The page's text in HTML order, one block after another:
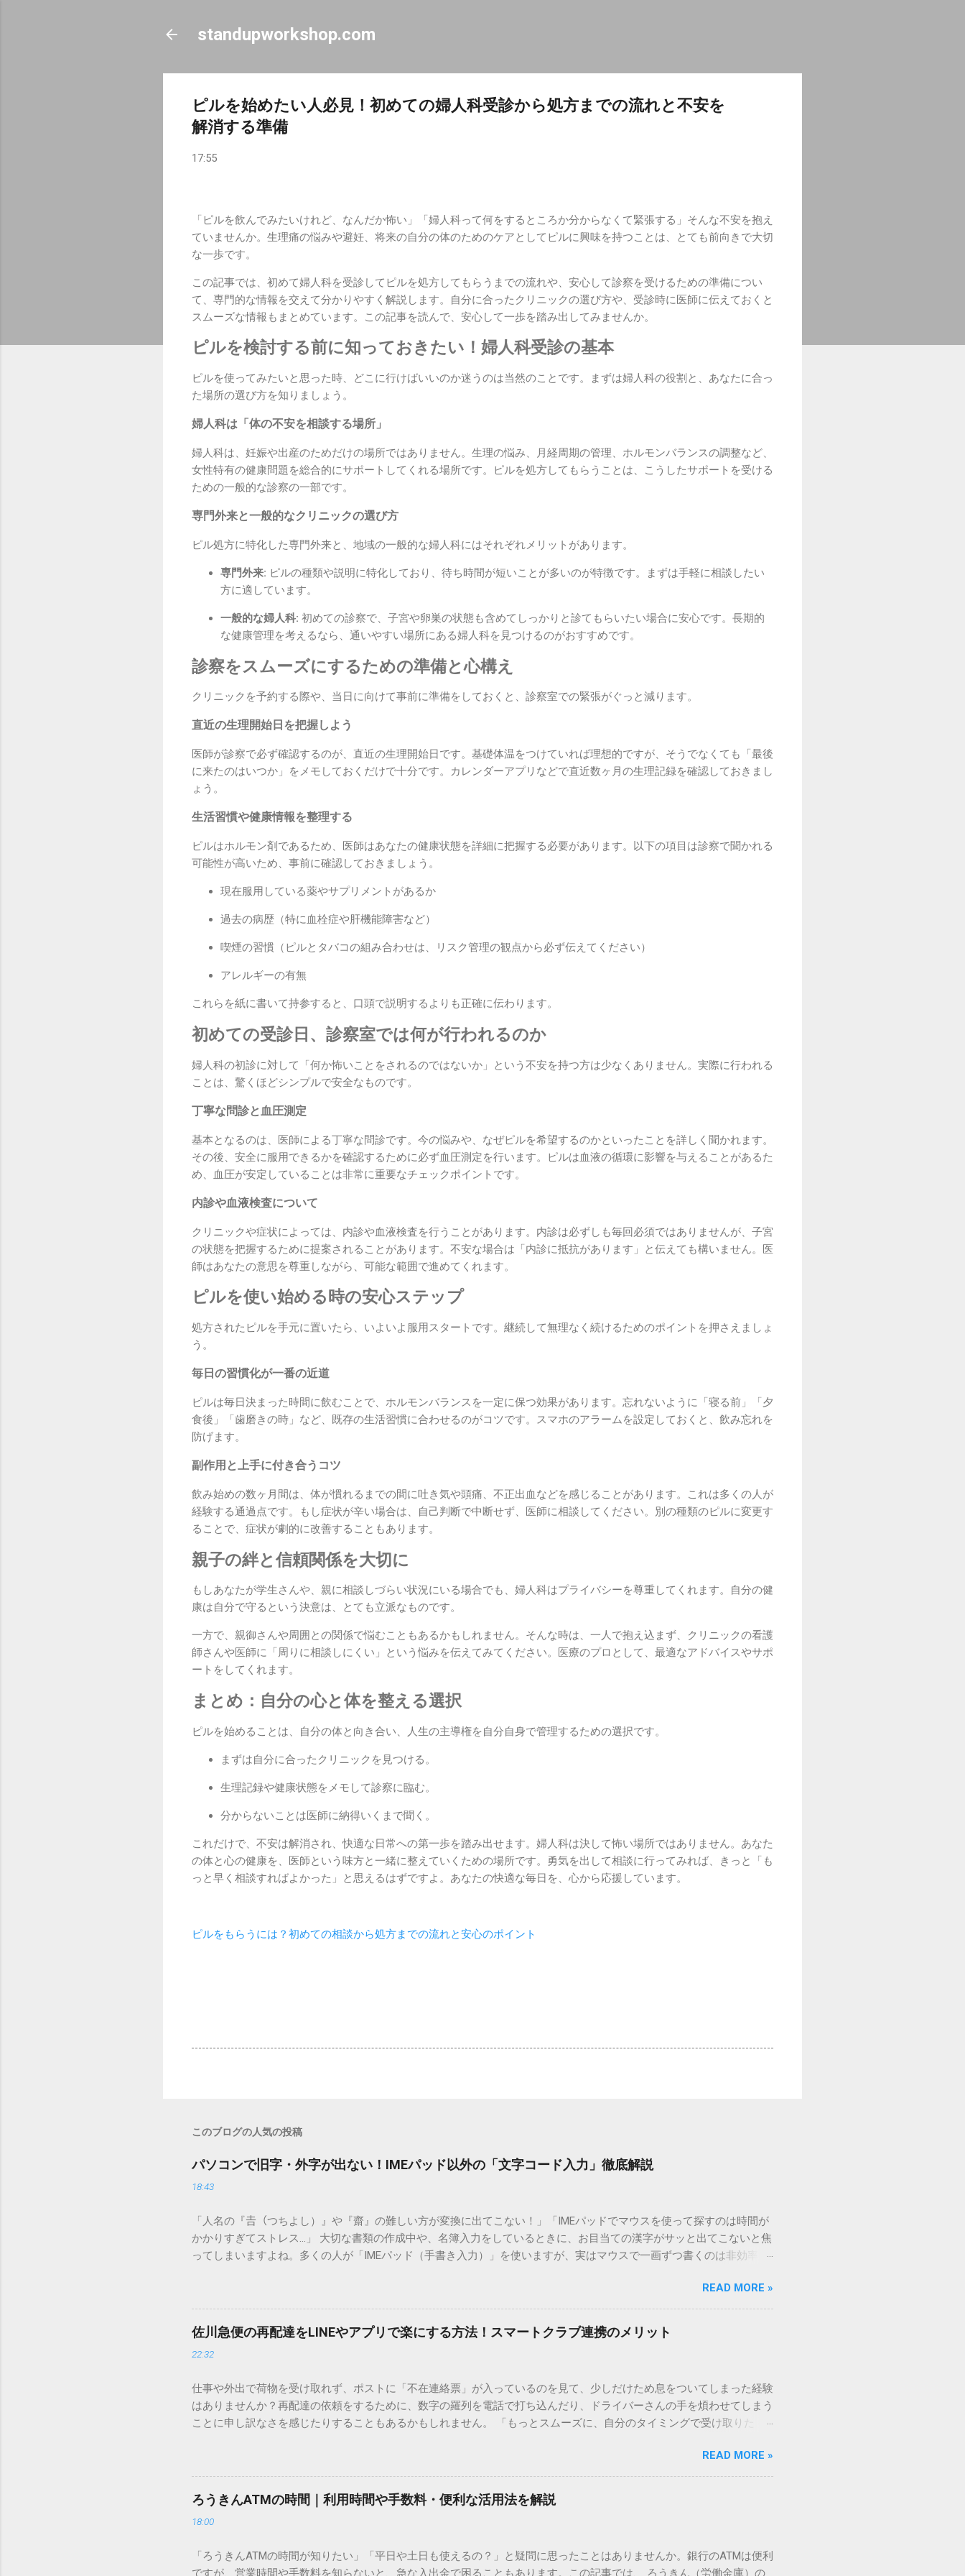
standupworkshop.com
ピルを始めたい人必見！初めての婦人科受診から処方までの流れと不安を
解消する準備
17:55
「ピルを飲んでみたいけれど、なんだか怖い」「婦人科って何をするところか分からなくて緊張する」そんな不安を抱え
ていませんか。生理痛の悩みや避妊、将来の自分の体のためのケアとしてピルに興味を持つことは、とても前向きで大切
な一歩です。
この記事では、初めて婦人科を受診してピルを処方してもらうまでの流れや、安心して診察を受けるための準備につい
て、専門的な情報を交えて分かりやすく解説します。自分に合ったクリニックの選び方や、受診時に医師に伝えておくと
スムーズな情報もまとめています。この記事を読んで、安心して一歩を踏み出してみませんか。
ピルを検討する前に知っておきたい！婦人科受診の基本
ピルを使ってみたいと思った時、どこに行けばいいのか迷うのは当然のことです。まずは婦人科の役割と、あなたに合っ
た場所の選び方を知りましょう。
婦人科は「体の不安を相談する場所」
婦人科は、妊娠や出産のためだけの場所ではありません。生理の悩み、月経周期の管理、ホルモンバランスの調整など、
女性特有の健康問題を総合的にサポートしてくれる場所です。ピルを処方してもらうことは、こうしたサポートを受ける
ための一般的な診察の一部です。
専門外来と一般的なクリニックの選び方
ピル処方に特化した専門外来と、地域の一般的な婦人科にはそれぞれメリットがあります。
専門外来: ピルの種類や説明に特化しており、待ち時間が短いことが多いのが特徴です。まずは手軽に相談したい
方に適しています。
一般的な婦人科: 初めての診察で、子宮や卵巣の状態も含めてしっかりと診てもらいたい場合に安心です。長期的
な健康管理を考えるなら、通いやすい場所にある婦人科を見つけるのがおすすめです。
診察をスムーズにするための準備と心構え
クリニックを予約する際や、当日に向けて事前に準備をしておくと、診察室での緊張がぐっと減ります。
直近の生理開始日を把握しよう
医師が診察で必ず確認するのが、直近の生理開始日です。基礎体温をつけていれば理想的ですが、そうでなくても「最後
に来たのはいつか」をメモしておくだけで十分です。カレンダーアプリなどで直近数ヶ月の生理記録を確認しておきまし
ょう。
生活習慣や健康情報を整理する
ピルはホルモン剤であるため、医師はあなたの健康状態を詳細に把握する必要があります。以下の項目は診察で聞かれる
可能性が高いため、事前に確認しておきましょう。
現在服用している薬やサプリメントがあるか
過去の病歴（特に血栓症や肝機能障害など）
喫煙の習慣（ピルとタバコの組み合わせは、リスク管理の観点から必ず伝えてください）
アレルギーの有無
これらを紙に書いて持参すると、口頭で説明するよりも正確に伝わります。
初めての受診日、診察室では何が行われるのか
婦人科の初診に対して「何か怖いことをされるのではないか」という不安を持つ方は少なくありません。実際に行われる
ことは、驚くほどシンプルで安全なものです。
丁寧な問診と血圧測定
基本となるのは、医師による丁寧な問診です。今の悩みや、なぜピルを希望するのかといったことを詳しく聞かれます。
その後、安全に服用できるかを確認するために必ず血圧測定を行います。ピルは血液の循環に影響を与えることがあるた
め、血圧が安定していることは非常に重要なチェックポイントです。
内診や血液検査について
クリニックや症状によっては、内診や血液検査を行うことがあります。内診は必ずしも毎回必須ではありませんが、子宮
の状態を把握するために提案されることがあります。不安な場合は「内診に抵抗があります」と伝えても構いません。医
師はあなたの意思を尊重しながら、可能な範囲で進めてくれます。
ピルを使い始める時の安心ステップ
処方されたピルを手元に置いたら、いよいよ服用スタートです。継続して無理なく続けるためのポイントを押さえましょ
う。
毎日の習慣化が一番の近道
ピルは毎日決まった時間に飲むことで、ホルモンバランスを一定に保つ効果があります。忘れないように「寝る前」「夕
食後」「歯磨きの時」など、既存の生活習慣に合わせるのがコツです。スマホのアラームを設定しておくと、飲み忘れを
防げます。
副作用と上手に付き合うコツ
飲み始めの数ヶ月間は、体が慣れるまでの間に吐き気や頭痛、不正出血などを感じることがあります。これは多くの人が
経験する通過点です。もし症状が辛い場合は、自己判断で中断せず、医師に相談してください。別の種類のピルに変更す
ることで、症状が劇的に改善することもあります。
親子の絆と信頼関係を大切に
もしあなたが学生さんや、親に相談しづらい状況にいる場合でも、婦人科はプライバシーを尊重してくれます。自分の健
康は自分で守るという決意は、とても立派なものです。
一方で、親御さんや周囲との関係で悩むこともあるかもしれません。そんな時は、一人で抱え込まず、クリニックの看護
師さんや医師に「周りに相談しにくい」という悩みを伝えてみてください。医療のプロとして、最適なアドバイスやサポ
ートをしてくれます。
まとめ：自分の心と体を整える選択
ピルを始めることは、自分の体と向き合い、人生の主導権を自分自身で管理するための選択です。
まずは自分に合ったクリニックを見つける。
生理記録や健康状態をメモして診察に臨む。
分からないことは医師に納得いくまで聞く。
これだけで、不安は解消され、快適な日常への第一歩を踏み出せます。婦人科は決して怖い場所ではありません。あなた
の体と心の健康を、医師という味方と一緒に整えていくための場所です。勇気を出して相談に行ってみれば、きっと「も
っと早く相談すればよかった」と思えるはずですよ。あなたの快適な毎日を、心から応援しています。
ピルをもらうには？初めての相談から処方までの流れと安心のポイント
このブログの人気の投稿
パソコンで旧字・外字が出ない！IMEパッド以外の「文字コード入力」徹底解説
18:43
「人名の『𠮷（つちよし）』や『齋』の難しい方が変換に出てこない！」「IMEパッドでマウスを使って探すのは時間が
かかりすぎてストレス…」 大切な書類の作成中や、名簿入力をしているときに、お目当ての漢字がサッと出てこないと焦
ってしまいますよね。多くの人が「IMEパッド（手書き入力）」を使いますが、実はマウスで一画ずつ書くのは非効率で
ードを打ち込むだけで一瞬で旧字や外字、特殊記号を呼び出す「文字コード入力」のテクニックを詳しく解説します。
この方法をマスターすれば、もう難しい漢字の入力で手を止める必要はありません。 1. なぜ「変換」しても旧字・外字
が出てこないのか？ そもそも、なぜ普通の変換で出てこない漢字があるのでしょうか。その理由は、パソコンが文字を
認識する仕組みにあります。 日本のパソコンで一般的に使われる漢字は、JIS規格（日本産業規格）によって「第1水
準」「第2水準」といった形で整理されています。しかし、人名や地名に使われる非常に古い漢字（旧字）や、特定の組
「Unicode（ユニコード）」や「JISコード」といった 文字コード です。パソコン上のすべての文字には、いわば「住
所」のような番号が割り振られています。変換候補に出ない文字でも、この住所（コード）を直接指定すれば、確実に呼
び出すことができるのです。 2. Windows標準機能！文字コードで漢字を出す「16進数入力」 最も汎用性が高く、特別な
できます。 具体的な手順（Unicode入力） 入力したい文字の「Unicode（例：20BB7）」を把握する。 入力モードを「半
角」にする（※重要）。 **「20BB7」**と入力する。 直後にキーボードの**[Alt]キーを押しながら[X]キー**を押す。 入
力した数字が、一瞬で対応する漢字（例：𠮷）に変換されます。 注記： この方法は、特にMicrosoft Wordで非常に強力
READ MORE »
佐川急便の再配達をLINEやアプリで楽にする方法！スマートクラブ連携のメリット
22:32
仕事や外出で荷物を受け取れず、ポストに「不在連絡票」が入っているのを見て、少しだけため息をついてしまった経験
はありませんか？再配達の依頼をするために、数字の羅列を電話で打ち込んだり、ドライバーさんの手を煩わせてしまう
ことに申し訳なさを感じたりすることもあるかもしれません。 「もっとスムーズに、自分のタイミングで受け取りた
ビス「スマートクラブ」と、LINEや公式アプリの連携です。これらを活用するだけで、再配達のストレスは驚くほど軽く
なります。この記事では、忙しい毎日をサポートする便利な受け取り術と、連携による具体的なメリットを徹底解説しま
す。 佐川急便の再配達が劇的に変わる「スマートクラブ」とは？ まず押さえておきたいのが、佐川急便の個人向け無料
会員サービス「スマートクラブ」です。これは、荷物の配送状況をリアルタイムで管理するための基盤となるサービスで
す。 以前はウェブサイトを開いてログインする手間がありましたが、現在はLINEやアプリと紐付けることで、その利便
じめ配達時間を変更するといった先回りの対応が可能になります。 LINE連携で「不在連絡票」とおさらばできる理由 日
READ MORE »
ろうきんATMの時間｜利用時間や手数料・便利な活用法を解説
18:00
「ろうきんATMの時間が知りたい」「平日や土日も使えるの？」と疑問に思ったことはありませんか。銀行のATMは便利
ですが、営業時間や手数料を知らないと、急な入出金で困ることもあります。この記事では、 ろうきん（労働金庫）の